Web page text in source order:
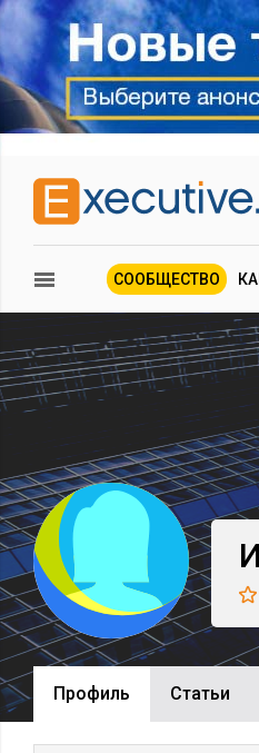
СООБЩЕСТВО
Профиль Cтатьи